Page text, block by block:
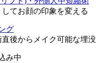
てお顔の印象を変える
グ
後からメイク可能な埋
み中